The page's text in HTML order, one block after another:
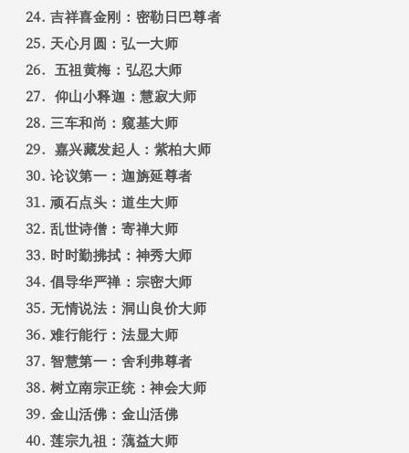
吉祥喜金刚：密勒日巴尊者
天心月圆：弘一大师
五祖黄梅：弘忍大师
仰山小释迦：慧寂大师
三车和尚：窥基大师
嘉兴藏发起人：紫柏大师
论议第一：迦旃延尊者
顽石点头：道生大师
乱世诗僧：寄禅大师
时时勤拂拭：神秀大师
倡导华严禅：宗密大师
无情说法：洞山良价大师
难行能行：法显大师
智慧第一：舍利弗尊者
树立南宗正统：神会大师
金山活佛：金山活佛
莲宗九祖：蕅益大师